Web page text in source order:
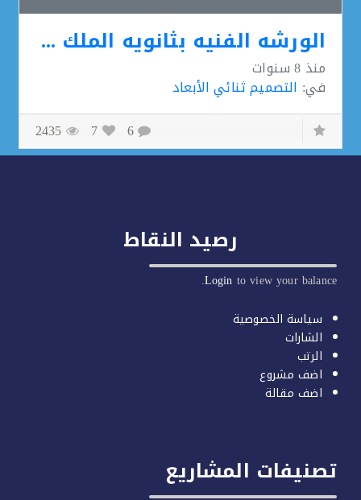
الورشه الفنيه بثانويه الملك خالد
التصميم ثنائي الأبعاد
7
2435
رصيد النقاط
Loginto view your
سياسة الخصوصية
الشارات
الرتب
اضف مشروع
اضف مقالة
المشاريع